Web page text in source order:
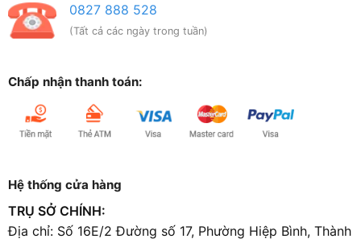
0827 888 528
(Tất cả các ngày trong tuần)
Chấp nhận thanh toán:
Hệ thống cửa hàng
TRỤ SỞ CHÍNH:
Địa chỉ: Số 16E/2 Đường số 17, Phường Hiệp Bình, Thành